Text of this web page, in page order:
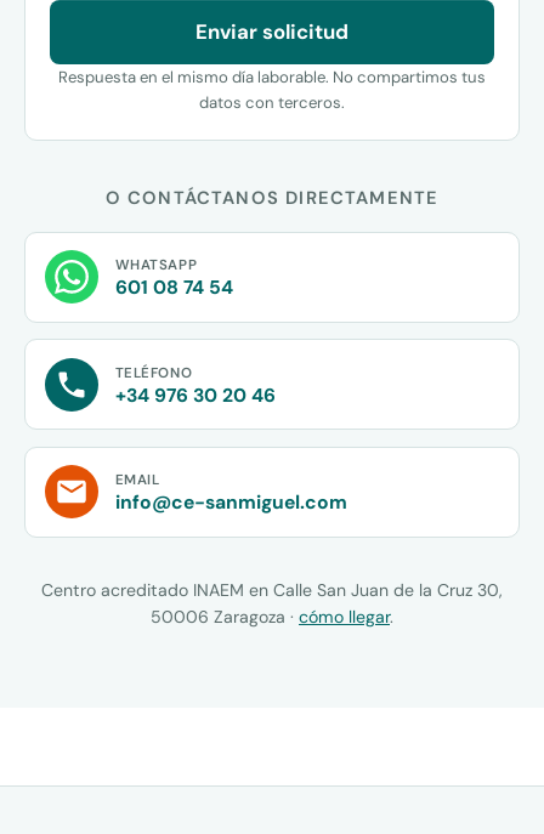
Enviar solicitud
Respuesta en el mismo día laborable. No compartimos tus
datos con terceros.
O CONTÁCTANOS DIRECTAMENTE
WHATSAPP
601 08 74 54
TELÉFONO
+34 976 30 20 46
EMAIL
info@ce-sanmiguel.com
Centro acreditado INAEM en Calle San Juan de la Cruz 30,
50006 Zaragoza · cómo llegar.